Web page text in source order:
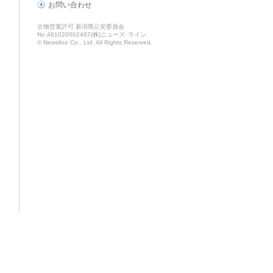
お問い合わせ
古物営業許可 新潟県公安委員会
No.461020002467(株)ニューズ･ライン
© Newsline Co., Ltd. All Rights Reserved.